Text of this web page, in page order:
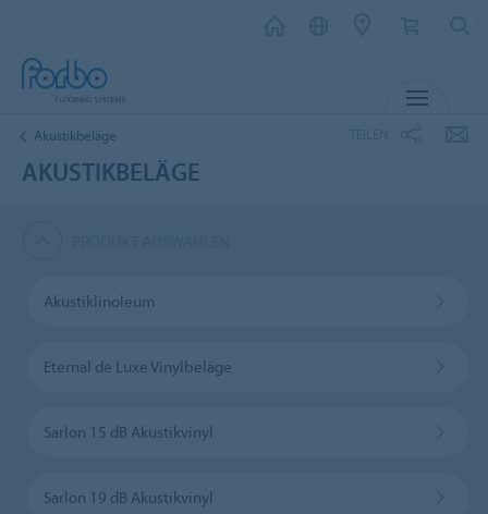
Akustikbeläge
AKUSTIKBELÄGE
Akustiklinoleum
Eternal de Luxe Vinylbeläge
Sarlon 15 dB Akustikvinyl
Sarlon 19 dB Akustikvinyl